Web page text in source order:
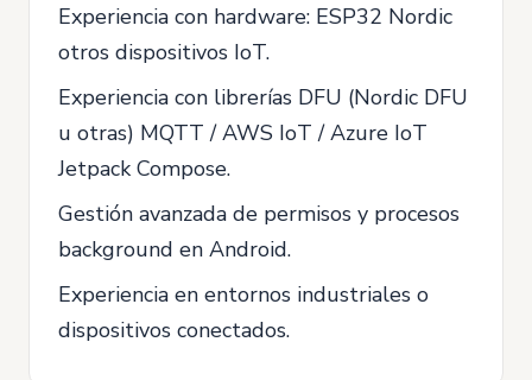
Experiencia con hardware: ESP32 Nordic
otros dispositivos IoT.
Experiencia con librerías DFU (Nordic DFU
u otras) MQTT / AWS IoT / Azure IoT
Jetpack Compose.
Gestión avanzada de permisos y procesos
background en Android.
Experiencia en entornos industriales o
dispositivos conectados.